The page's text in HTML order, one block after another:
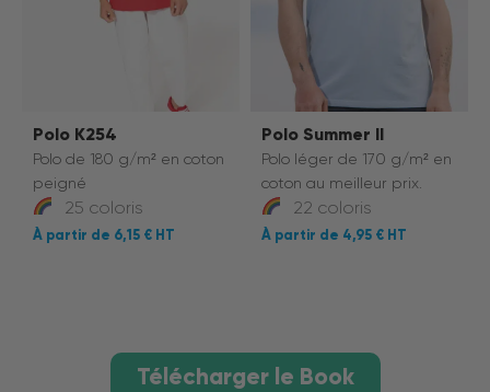
Polo K254
Polo de 180 g/m² en coton
peigné
25 coloris
6,15 €
Polo Summer II
Polo léger de 170 g/m² en
coton au meilleur prix.
22 coloris
4,95 €
Télécharger le Book